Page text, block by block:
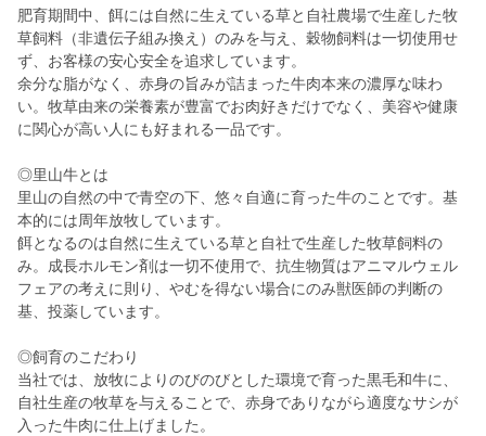
肥育期間中、餌には自然に生えている草と自社農場で生産した牧
草飼料（非遺伝子組み換え）のみを与え、穀物飼料は一切使用せ
ず、お客様の安心安全を追求しています。
余分な脂がなく、赤身の旨みが詰まった牛肉本来の濃厚な味わ
い。牧草由来の栄養素が豊富でお肉好きだけでなく、美容や健康
に関心が高い人にも好まれる一品です。
◎里山牛とは
里山の自然の中で青空の下、悠々自適に育った牛のことです。基
本的には周年放牧しています。
餌となるのは自然に生えている草と自社で生産した牧草飼料の
み。成長ホルモン剤は一切不使用で、抗生物質はアニマルウェル
フェアの考えに則り、やむを得ない場合にのみ獣医師の判断の
基、投薬しています。
◎飼育のこだわり
当社では、放牧によりのびのびとした環境で育った黒毛和牛に、
自社生産の牧草を与えることで、赤身でありながら適度なサシが
入った牛肉に仕上げました。